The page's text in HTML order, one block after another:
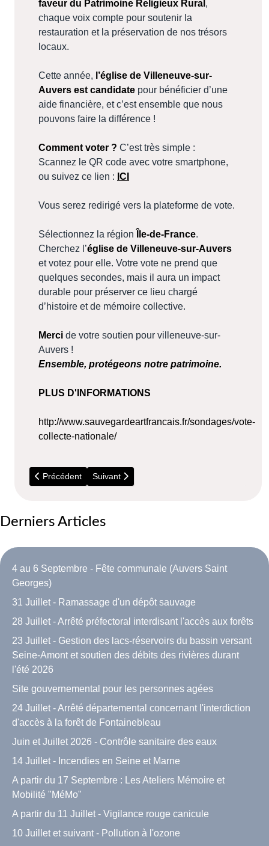
faveur du Patrimoine Religieux Rural ,
chaque voix compte pour soutenir la
restauration et la préservation de nos trésors
locaux.
Cette année, l’église de Villeneuve-sur-
Auvers est candidate pour bénéficier d’une
aide financière, et c’est ensemble que nous
pouvons faire la différence !
Comment voter ? C’est très simple :
Scannez le QR code avec votre smartphone,
ou suivez ce lien : ICI
Vous serez redirigé vers la plateforme de vote.
Sélectionnez la région Île-de-France.
Cherchez l’église de Villeneuve-sur-Auvers
et votez pour elle. Votre vote ne prend que
quelques secondes, mais il aura un impact
durable pour préserver ce lieu chargé
d’histoire et de mémoire collective.
Merci de votre soutien pour villeneuve-sur-
Auvers !
Ensemble, protégeons notre patrimoine.
PLUS D'INFORMATIONS
http://www.sauvegardeartfrancais.fr/sondages/vote-
collecte-nationale/
Article précédent : 5 Juillet - Répare Café (Bouray)
Précédent Article suivant : 2026 - Travaux RER C
Suivant
Derniers Articles
4 au 6 Septembre - Fête communale (Auvers Saint
Georges)
31 Juillet - Ramassage d'un dépôt sauvage
28 Juillet - Arrêté préfectoral interdisant l'accès aux forêts
23 Juillet - Gestion des lacs-réservoirs du bassin versant
Seine-Amont et soutien des débits des rivières durant
l'été 2026
Site gouvernemental pour les personnes agées
24 Juillet - Arrêté départemental concernant l'interdiction
d'accès à la forêt de Fontainebleau
Juin et Juillet 2026 - Contrôle sanitaire des eaux
14 Juillet - Incendies en Seine et Marne
A partir du 17 Septembre : Les Ateliers Mémoire et
Mobilité "MéMo"
A partir du 11 Juillet - Vigilance rouge canicule
10 Juillet et suivant - Pollution à l'ozone